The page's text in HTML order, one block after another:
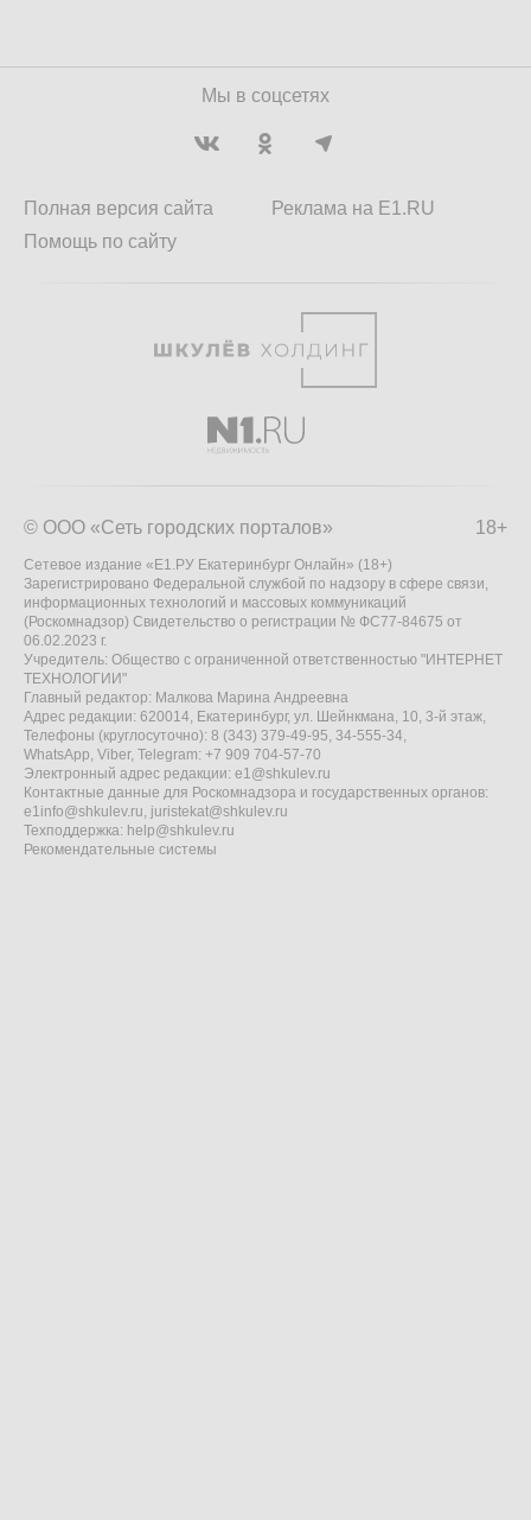
Мы в соцсетях
Полная версия сайта
Помощь по сайту
Реклама на E1.RU
18+
© ООО «Сеть городских порталов»
Сетевое издание «Е1.РУ Екатеринбург Онлайн» (18+)
Зарегистрировано Федеральной службой по надзору в сфере связи,
информационных технологий и массовых коммуникаций
(Роскомнадзор) Свидетельство о регистрации № ФС77-84675 от
06.02.2023 г.
Учредитель: Общество с ограниченной ответственностью "ИНТЕРНЕТ
ТЕХНОЛОГИИ"
Главный редактор: Малкова Марина Андреевна
Адрес редакции: 620014, Екатеринбург, ул. Шейнкмана, 10, 3-й этаж,
Телефоны (круглосуточно): 8 (343) 379-49-95, 34-555-34,
WhatsApp, Viber, Telegram: +7 909 704-57-70
Электронный адрес редакции: e1@shkulev.ru
Контактные данные для Роскомнадзора и государственных органов:
e1info@shkulev.ru, juristekat@shkulev.ru
Техподдержка: help@shkulev.ru
Рекомендательные системы